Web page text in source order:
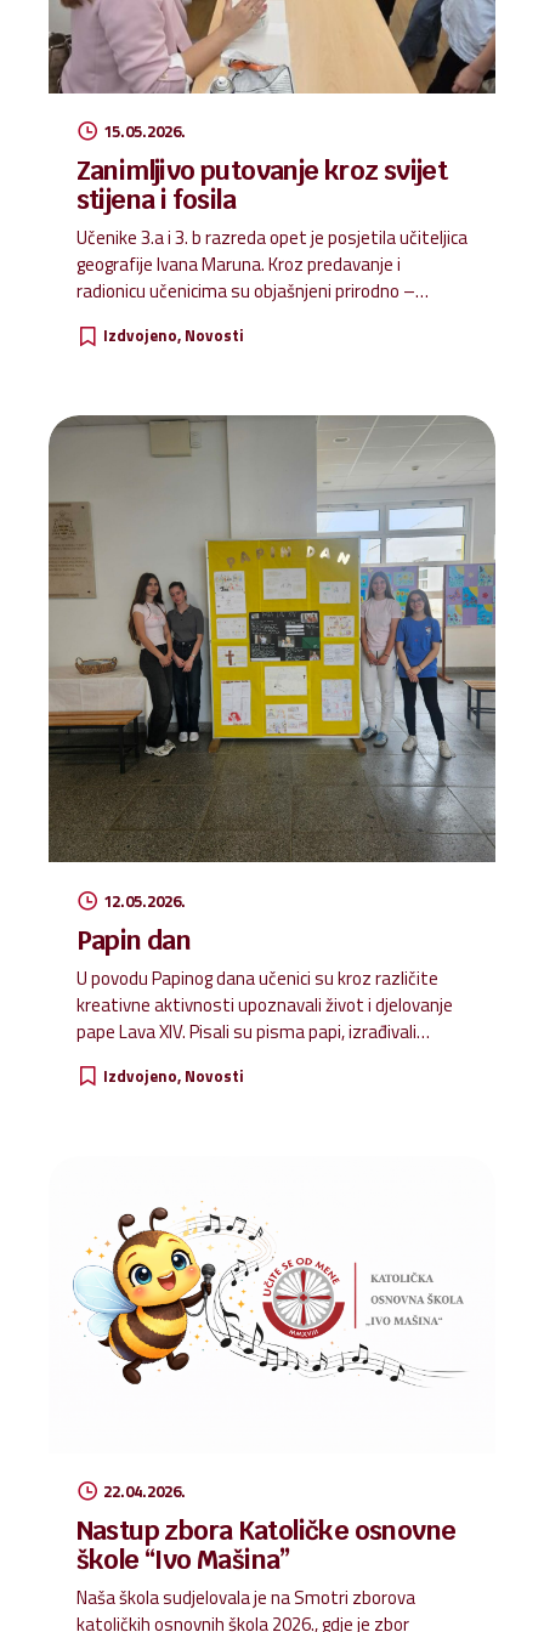
15.05.2026.
Zanimljivo putovanje kroz svijet
stijena i fosila
Učenike 3.a i 3. b razreda opet je posjetila učiteljica
geografije Ivana Maruna. Kroz predavanje i
radionicu učenicima su objašnjeni prirodno –
reljefa. Zajedno smo napravili pokus koji nam je
Posebno zanimljiv im je bio dio kada su imali priliku
vidjeti uzorke stijena te uočavati razlike među
Izdvojeno Novosti
12.05.2026.
Papin dan
U povodu Papinog dana učenici su kroz različite
kreativne aktivnosti upoznavali život i djelovanje
pape Lava XIV. Pisali su pisma papi, izrađivali
plakate s njegovim citatima. Svi radovi izloženi su
Izdvojeno Novosti
22.04.2026.
Nastup zbora Katoličke osnovne
škole “Ivo Mašina”
Naša škola sudjelovala je na Smotri zborova
katoličkih osnovnih škola 2026., gdje je zbor